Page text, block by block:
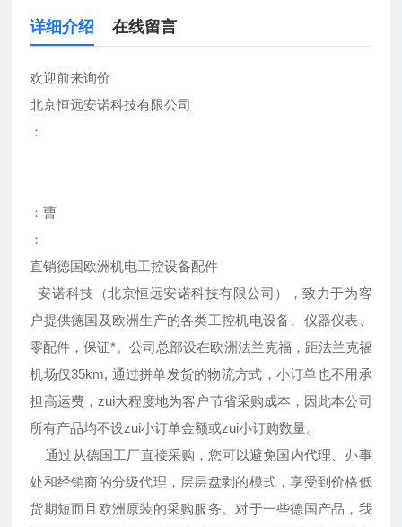
详细介绍 在线留言
欢迎前来询价
北京恒远安诺科技有限公司
：
：曹
：
直销德国欧洲机电工控设备配件
安诺科技（北京恒远安诺科技有限公司），致力于为客
户提供德国及欧洲生产的各类工控机电设备、仪器仪表、
零配件，保证*。公司总部设在欧洲法兰克福，距法兰克福
机场仅35km, 通过拼单发货的物流方式，小订单也不用承
担高运费，zui大程度地为客户节省采购成本，因此本公司
所有产品均不设zui小订单金额或zui小订购数量。
通过从德国工厂直接采购，您可以避免国内代理、办事
处和经销商的分级代理，层层盘剥的模式，享受到价格低
货期短而且欧洲原装的采购服务。对于一些德国产品，我